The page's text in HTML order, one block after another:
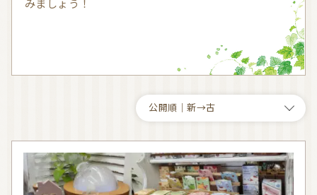
おすすめアロマコラム
お知らせ （Message from Aroma 会員様）
全ての特集
みましょう！